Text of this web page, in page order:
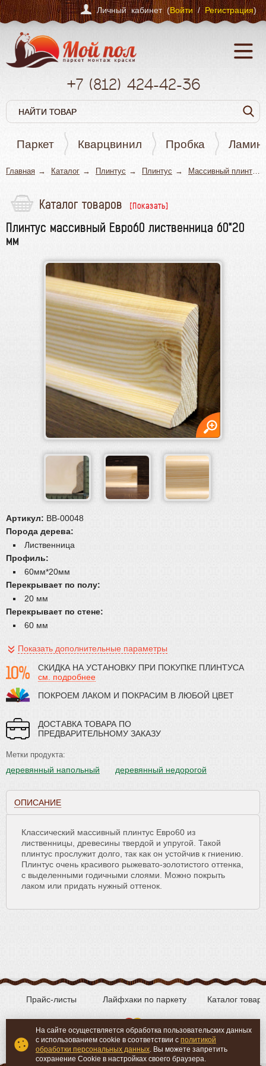
Личный кабинет (Войти/Регистрация)
+7 (812) 424-42-36
Паркет Кварцвинил Пробка
Главная Каталог Плинтус Плинтус Массивный плинтус
Каталог товаров
Паркет
Кварцвинил
Ламинат
Плинтус
Плинтус
Плинтус МДФ
Гибкий плинтус
Массивный плинтус
Шпонированный плинтус
Плинтус ламинированный (пленочный)
Пороги и уголки
Обвязка труб, решетки
Паркетная химия
Масла и краски
Инструмент и расходные материалы
Плинтус массивный Евро60 лиственница 60*20
мм
Артикул: BB-00048
Порода дерева:
Лиственница
Профиль:
60мм*20мм
Перекрывает по полу:
20 мм
Перекрывает по стене:
60 мм
Показать дополнительные параметры
СКИДКА НА УСТАНОВКУ ПРИ ПОКУПКЕ ПЛИНТУСА
см. подробнее
ПОКРОЕМ ЛАКОМ И ПОКРАСИМ В ЛЮБОЙ ЦВЕТ
ДОСТАВКА ТОВАРА ПО
ПРЕДВАРИТЕЛЬНОМУ ЗАКАЗУ
Метки продукта:
деревянный напольный
деревянный недорогой
ОПИСАНИЕ
Классический массивный плинтус Евро60 из
лиственницы, древесины твердой и упругой. Такой
плинтус прослужит долго, так как он устойчив к гниению.
Плинтус очень красивого рыжевато-золотистого оттенка,
с выделенными годичными слоями. Можно покрыть
лаком или придать нужный оттенок.
Лайфхаки по паркету Каталог
Прайс-листы
ВконтактеYouTube
На сайте осуществляется обработка пользовательских данных
с использованием cookie в соответствии с политикой
обработки персональных данных. Вы можете запретить
сохранение Cookie в настройках своего браузера.